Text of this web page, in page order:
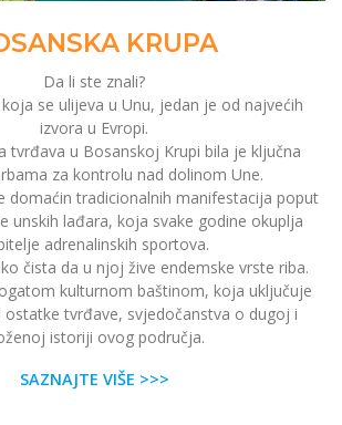
KRUPA
Da li ste znali?
se ulijeva u Unu, jedan je od najvećih
izvora u Evropi.
tvrđava u Bosanskoj Krupi bila je ključna
za kontrolu nad dolinom Une.
domaćin tradicionalnih manifestacija poput
unskih lađara, koja svake godine okuplja
adrenalinskih sportova.
čista da u njoj žive endemske vrste riba.
kulturnom baštinom, koja uključuje
ostatke tvrđave, svjedočanstva o dugoj i
istoriji ovog područja.
SAZNAJTE VIŠE >>>